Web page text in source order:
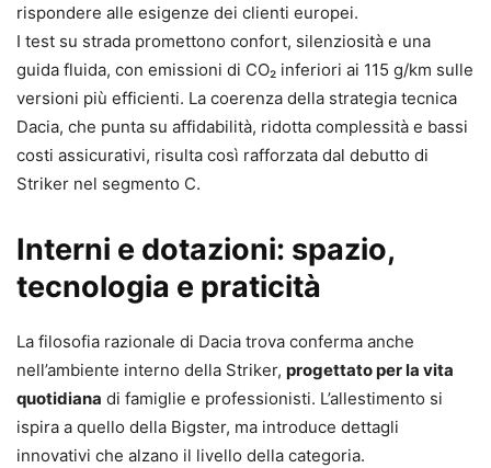
rispondere alle esigenze dei clienti europei.
I test su strada promettono confort, silenziosità e una
guida fluida, con emissioni di CO₂ inferiori ai 115 g/km sulle
versioni più efficienti. La coerenza della strategia tecnica
Dacia, che punta su affidabilità, ridotta complessità e bassi
costi assicurativi, risulta così rafforzata dal debutto di
Striker nel segmento C.
Interni e dotazioni: spazio,
tecnologia e praticità
La filosofia razionale di Dacia trova conferma anche
nell’ambiente interno della Striker, progettato per la vita
quotidiana di famiglie e professionisti. L’allestimento si
ispira a quello della Bigster, ma introduce dettagli
innovativi che alzano il livello della categoria.